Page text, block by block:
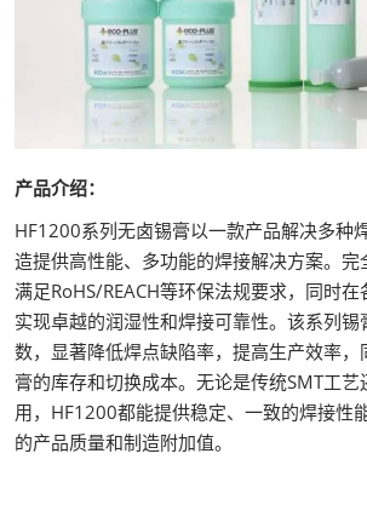
产品介绍：
HF1200系列无卤锡膏以一款产品解决多种
造提供高性能、多功能的焊接解决方案。完
满足RoHS/REACH等环保法规要求，同时
实现卓越的润湿性和焊接可靠性。该系列
数，显著降低焊点缺陷率，提高生产效率
膏的库存和切换成本。无论是传统SMT工
用，HF1200都能提供稳定、一致的焊接性
的产品质量和制造附加值。